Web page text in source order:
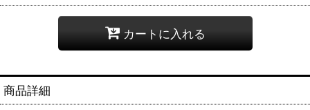
カートに入れる
商品詳細